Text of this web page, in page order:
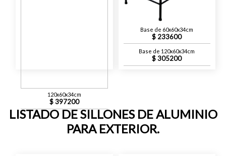
120x60x34cm
397200
Base de 60x60x34cm
233600
Base de 120x60x34cm
305200
LISTADO DE SILLONES DE ALUMINIO
PARA EXTERIOR.